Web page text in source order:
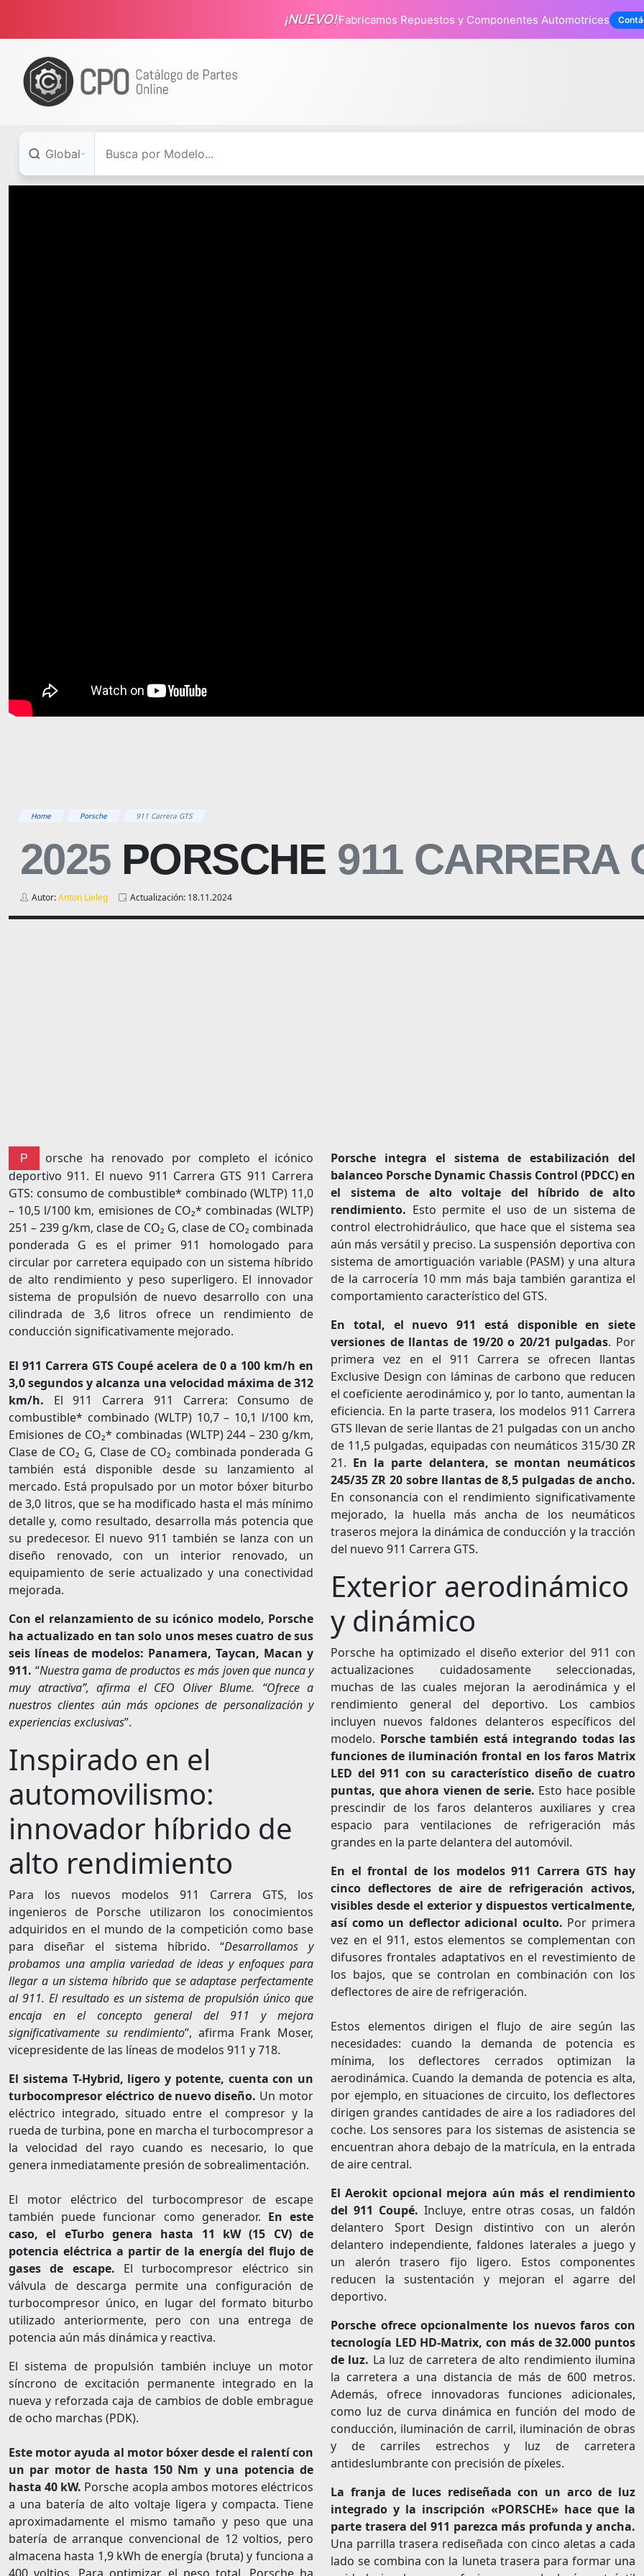
¡NUEVO!Fabricamos Repuestos y Componentes Automotrices
Global
Home Porsche 911 Carrera GTS
2025 PORSCHE 911 CARRERA
Autor:Anton Lieleg Actualización: 18.11.2024
P
orsche ha renovado por completo el icónico
deportivo 911. El nuevo 911 Carrera GTS 911 Carrera
GTS: consumo de combustible* combinado (WLTP) 11,0
– 10,5 l/100 km, emisiones de CO₂* combinadas (WLTP)
251 – 239 g/km, clase de CO₂ G, clase de CO₂ combinada
ponderada G es el primer 911 homologado para
circular por carretera equipado con un sistema híbrido
de alto rendimiento y peso superligero. El innovador
sistema de propulsión de nuevo desarrollo con una
cilindrada de 3,6 litros ofrece un rendimiento de
conducción significativamente mejorado.
El 911 Carrera GTS Coupé acelera de 0 a 100 km/h en
3,0 segundos y alcanza una velocidad máxima de 312
km/h. El 911 Carrera 911 Carrera: Consumo de
combustible* combinado (WLTP) 10,7 – 10,1 l/100 km,
Emisiones de CO₂* combinadas (WLTP) 244 – 230 g/km,
Clase de CO₂ G, Clase de CO₂ combinada ponderada G
también está disponible desde su lanzamiento al
mercado. Está propulsado por un motor bóxer biturbo
de 3,0 litros, que se ha modificado hasta el más mínimo
detalle y, como resultado, desarrolla más potencia que
su predecesor. El nuevo 911 también se lanza con un
diseño renovado, con un interior renovado, un
equipamiento de serie actualizado y una conectividad
mejorada.
Con el relanzamiento de su icónico modelo, Porsche
ha actualizado en tan solo unos meses cuatro de sus
seis líneas de modelos: Panamera, Taycan, Macan y
911. “Nuestra gama de productos es más joven que nunca y
muy atractiva”, afirma el CEO Oliver Blume. “Ofrece a
nuestros clientes aún más opciones de personalización y
experiencias exclusivas”.
Inspirado en el
automovilismo:
innovador híbrido de
alto rendimiento
Para los nuevos modelos 911 Carrera GTS, los
ingenieros de Porsche utilizaron los conocimientos
adquiridos en el mundo de la competición como base
para diseñar el sistema híbrido. “Desarrollamos y
probamos una amplia variedad de ideas y enfoques para
llegar a un sistema híbrido que se adaptase perfectamente
al 911. El resultado es un sistema de propulsión único que
encaja en el concepto general del 911 y mejora
significativamente su rendimiento”, afirma Frank Moser,
vicepresidente de las líneas de modelos 911 y 718.
El sistema T-Hybrid, ligero y potente, cuenta con un
turbocompresor eléctrico de nuevo diseño. Un motor
eléctrico integrado, situado entre el compresor y la
rueda de turbina, pone en marcha el turbocompresor a
la velocidad del rayo cuando es necesario, lo que
genera inmediatamente presión de sobrealimentación.
El motor eléctrico del turbocompresor de escape
también puede funcionar como generador. En este
caso, el eTurbo genera hasta 11 kW (15 CV) de
potencia eléctrica a partir de la energía del flujo de
gases de escape. El turbocompresor eléctrico sin
válvula de descarga permite una configuración de
turbocompresor único, en lugar del formato biturbo
utilizado anteriormente, pero con una entrega de
potencia aún más dinámica y reactiva.
El sistema de propulsión también incluye un motor
síncrono de excitación permanente integrado en la
nueva y reforzada caja de cambios de doble embrague
de ocho marchas (PDK).
Este motor ayuda al motor bóxer desde el ralentí con
un par motor de hasta 150 Nm y una potencia de
hasta 40 kW. Porsche acopla ambos motores eléctricos
a una batería de alto voltaje ligera y compacta. Tiene
aproximadamente el mismo tamaño y peso que una
batería de arranque convencional de 12 voltios, pero
almacena hasta 1,9 kWh de energía (bruta) y funciona a
Porsche integra el sistema de estabilización del
balanceo Porsche Dynamic Chassis Control (PDCC) en
el sistema de alto voltaje del híbrido de alto
rendimiento. Esto permite el uso de un sistema de
control electrohidráulico, que hace que el sistema sea
aún más versátil y preciso. La suspensión deportiva con
sistema de amortiguación variable (PASM) y una altura
de la carrocería 10 mm más baja también garantiza el
comportamiento característico del GTS.
En total, el nuevo 911 está disponible en siete
versiones de llantas de 19/20 o 20/21 pulgadas. Por
primera vez en el 911 Carrera se ofrecen llantas
Exclusive Design con láminas de carbono que reducen
el coeficiente aerodinámico y, por lo tanto, aumentan la
eficiencia. En la parte trasera, los modelos 911 Carrera
GTS llevan de serie llantas de 21 pulgadas con un ancho
de 11,5 pulgadas, equipadas con neumáticos 315/30 ZR
21. En la parte delantera, se montan neumáticos
245/35 ZR 20 sobre llantas de 8,5 pulgadas de ancho.
En consonancia con el rendimiento significativamente
mejorado, la huella más ancha de los neumáticos
traseros mejora la dinámica de conducción y la tracción
del nuevo 911 Carrera GTS.
Exterior aerodinámico
y dinámico
Porsche ha optimizado el diseño exterior del 911 con
actualizaciones cuidadosamente seleccionadas,
muchas de las cuales mejoran la aerodinámica y el
rendimiento general del deportivo. Los cambios
incluyen nuevos faldones delanteros específicos del
modelo. Porsche también está integrando todas las
funciones de iluminación frontal en los faros Matrix
LED del 911 con su característico diseño de cuatro
puntas, que ahora vienen de serie. Esto hace posible
prescindir de los faros delanteros auxiliares y crea
espacio para ventilaciones de refrigeración más
grandes en la parte delantera del automóvil.
En el frontal de los modelos 911 Carrera GTS hay
cinco deflectores de aire de refrigeración activos,
visibles desde el exterior y dispuestos verticalmente,
así como un deflector adicional oculto. Por primera
vez en el 911, estos elementos se complementan con
difusores frontales adaptativos en el revestimiento de
los bajos, que se controlan en combinación con los
deflectores de aire de refrigeración.
Estos elementos dirigen el flujo de aire según las
necesidades: cuando la demanda de potencia es
mínima, los deflectores cerrados optimizan la
aerodinámica. Cuando la demanda de potencia es alta,
por ejemplo, en situaciones de circuito, los deflectores
dirigen grandes cantidades de aire a los radiadores del
coche. Los sensores para los sistemas de asistencia se
encuentran ahora debajo de la matrícula, en la entrada
de aire central.
El Aerokit opcional mejora aún más el rendimiento
del 911 Coupé. Incluye, entre otras cosas, un faldón
delantero Sport Design distintivo con un alerón
delantero independiente, faldones laterales a juego y
un alerón trasero fijo ligero. Estos componentes
reducen la sustentación y mejoran el agarre del
deportivo.
Porsche ofrece opcionalmente los nuevos faros con
tecnología LED HD-Matrix, con más de 32.000 puntos
de luz. La luz de carretera de alto rendimiento ilumina
la carretera a una distancia de más de 600 metros.
Además, ofrece innovadoras funciones adicionales,
como luz de curva dinámica en función del modo de
conducción, iluminación de carril, iluminación de obras
y de carriles estrechos y luz de carretera
antideslumbrante con precisión de píxeles.
La franja de luces rediseñada con un arco de luz
integrado y la inscripción «PORSCHE» hace que la
parte trasera del 911 parezca más profunda y ancha.
Una parrilla trasera rediseñada con cinco aletas a cada
lado se combina con la luneta trasera para formar una